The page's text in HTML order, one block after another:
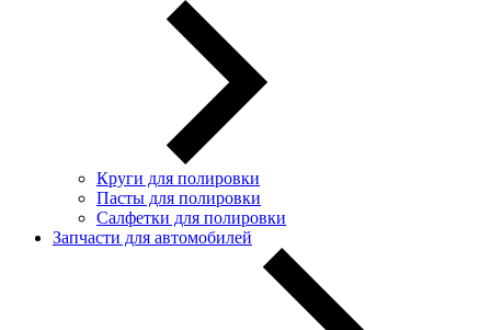
Круги для полировки
Пасты для полировки
Салфетки для полировки
Запчасти для автомобилей